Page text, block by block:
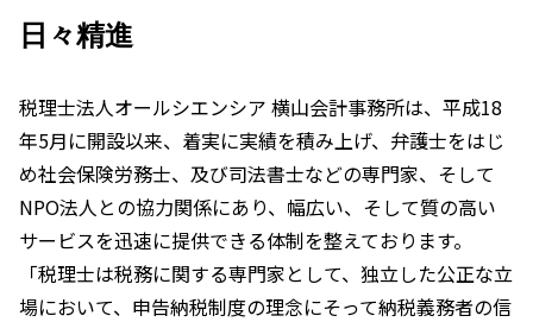
日々精進
税理士法人オールシエンシア 横山会計事務所は、平成18
年5月に開設以来、着実に実績を積み上げ、弁護士をはじ
め社会保険労務士、及び司法書士などの専門家、そして
NPO法人との協力関係にあり、幅広い、そして質の高い
サービスを迅速に提供できる体制を整えております。
「税理士は税務に関する専門家として、独立した公正な立
場において、申告納税制度の理念にそって納税義務者の信